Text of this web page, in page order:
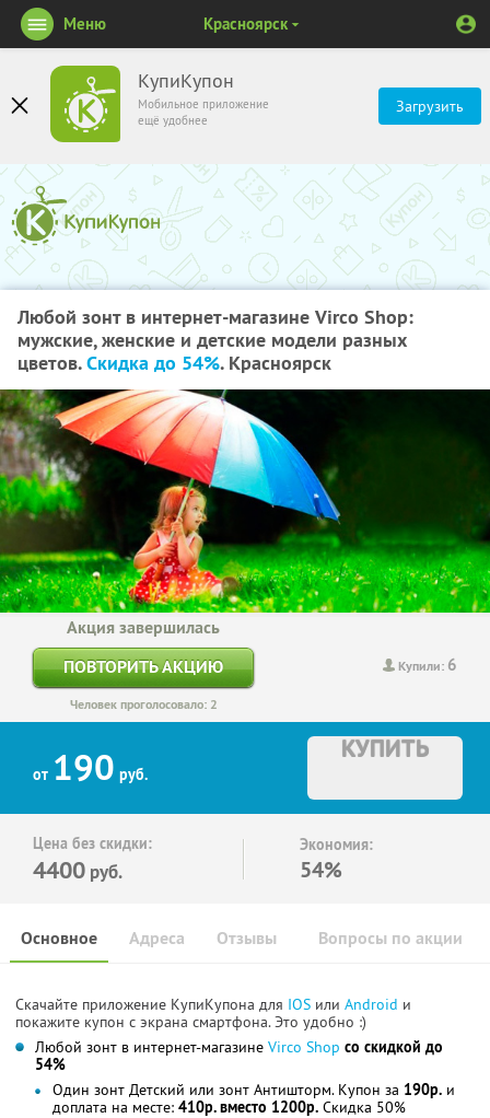
КупиКупон
Мобильное приложение
ещё удобнее
Загрузить
Меню Красноярск
Любой зонт в интернет-магазине Virco Shop:
мужские, женские и детские модели разных
цветов.Скидка до 54%. Красноярск
Купили: 6
Акция завершилась
ПОВТОРИТЬ АКЦИЮ
Человек проголосовало: 2
от 190 руб.
КУПИТЬ
Цена без скидки:
4400 руб.
Экономия:
54%
Основное Отзывы Вопросы по акции
Адреса
Скачайте приложение КупиКупона для IOS или Android и
покажите купон с экрана смартфона. Это удобно :)
Любой зонт в интернет-магазине Virco Shop со скидкой до
54%
Один зонт Детский или зонт Антишторм. Купон за 190р. и
доплата на месте: 410р. вместо 1200р. Скидка 50%